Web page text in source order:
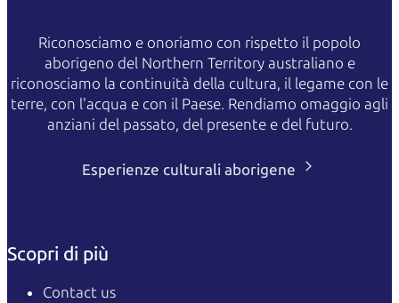
Riconosciamo e onoriamo con rispetto il popolo
aborigeno del Northern Territory australiano e
riconosciamo la continuità della cultura, il legame con le
terre, con l'acqua e con il Paese. Rendiamo omaggio agli
anziani del passato, del presente e del futuro.
Esperienze culturali aborigene
Scopri di più
Contact us